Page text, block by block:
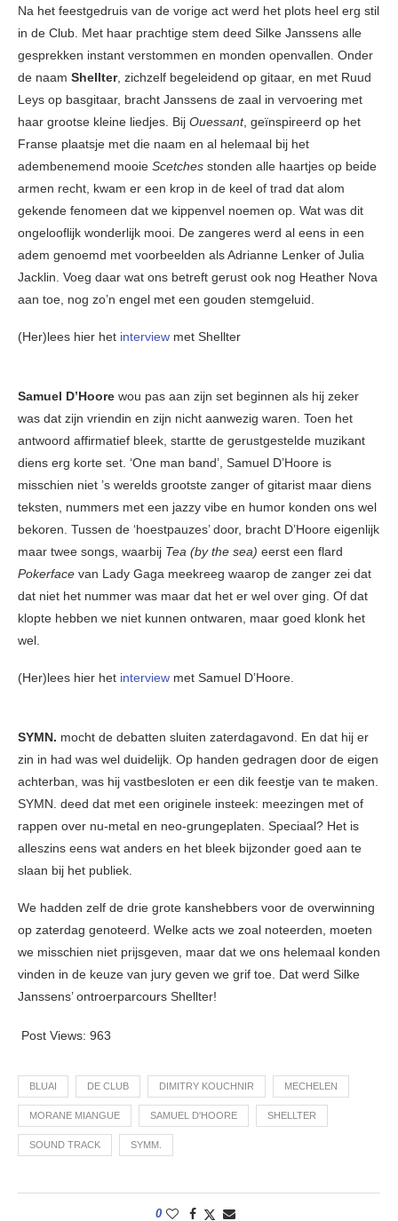
Na het feestgedruis van de vorige act werd het plots heel erg stil
in de Club. Met haar prachtige stem deed Silke Janssens alle
gesprekken instant verstommen en monden openvallen. Onder
de naam Shellter, zichzelf begeleidend op gitaar, en met Ruud
Leys op basgitaar, bracht Janssens de zaal in vervoering met
haar grootse kleine liedjes. Bij Ouessant, geïnspireerd op het
Franse plaatsje met die naam en al helemaal bij het
adembenemend mooie Scetches stonden alle haartjes op beide
armen recht, kwam er een krop in de keel of trad dat alom
gekende fenomeen dat we kippenvel noemen op. Wat was dit
ongelooflijk wonderlijk mooi. De zangeres werd al eens in een
adem genoemd met voorbeelden als Adrianne Lenker of Julia
Jacklin. Voeg daar wat ons betreft gerust ook nog Heather Nova
aan toe, nog zo’n engel met een gouden stemgeluid.
(Her)lees hier het interview met Shellter
Samuel D’Hoore wou pas aan zijn set beginnen als hij zeker
was dat zijn vriendin en zijn nicht aanwezig waren. Toen het
antwoord affirmatief bleek, startte de gerustgestelde muzikant
diens erg korte set. ‘One man band’, Samuel D’Hoore is
misschien niet ’s werelds grootste zanger of gitarist maar diens
teksten, nummers met een jazzy vibe en humor konden ons wel
bekoren. Tussen de ‘hoestpauzes’ door, bracht D’Hoore eigenlijk
maar twee songs, waarbij Tea (by the sea) eerst een flard
Pokerface van Lady Gaga meekreeg waarop de zanger zei dat
dat niet het nummer was maar dat het er wel over ging. Of dat
klopte hebben we niet kunnen ontwaren, maar goed klonk het
wel.
(Her)lees hier het interview met Samuel D’Hoore.
SYMN. mocht de debatten sluiten zaterdagavond. En dat hij er
zin in had was wel duidelijk. Op handen gedragen door de eigen
achterban, was hij vastbesloten er een dik feestje van te maken.
SYMN. deed dat met een originele insteek: meezingen met of
rappen over nu-metal en neo-grungeplaten. Speciaal? Het is
alleszins eens wat anders en het bleek bijzonder goed aan te
slaan bij het publiek.
We hadden zelf de drie grote kanshebbers voor de overwinning
op zaterdag genoteerd. Welke acts we zoal noteerden, moeten
we misschien niet prijsgeven, maar dat we ons helemaal konden
vinden in de keuze van jury geven we grif toe. Dat werd Silke
Janssens’ ontroerparcours Shellter!
Post Views: 963
BLUAI DE CLUB DIMITRY KOUCHNIR MECHELEN
MORANE MIANGUE SAMUEL D'HOORE SHELLTER
SOUND TRACK SYMM.
0